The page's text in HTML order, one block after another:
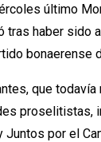
último
tras haber sido
bonaerense
que todavía
proselitistas,
Juntos por el